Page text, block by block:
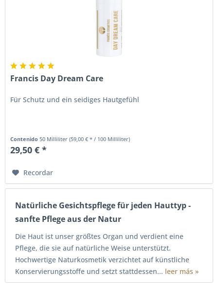
Francis Day Dream Care
Für Schutz und ein seidiges Hautgefühl
Contenido50 Milliliter(59,00 € * / 100 Milliliter)
29,50 € *
Recordar
Natürliche Gesichtspflege für jeden Hauttyp -
sanfte Pflege aus der Natur
Die Haut ist unser größtes Organ und verdient eine
Pflege, die sie auf natürliche Weise unterstützt.
Hochwertige Naturkosmetik verzichtet auf künstliche
Konservierungsstoffe und setzt stattdessen... leer más »